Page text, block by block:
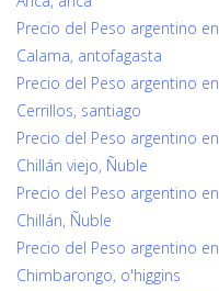
Precio del Peso argentino en
Calama, antofagasta
Precio del Peso argentino en
Cerrillos, santiago
Precio del Peso argentino en
Chillán viejo, Ñuble
Precio del Peso argentino en
Chillán, Ñuble
Precio del Peso argentino en
Chimbarongo, o'higgins